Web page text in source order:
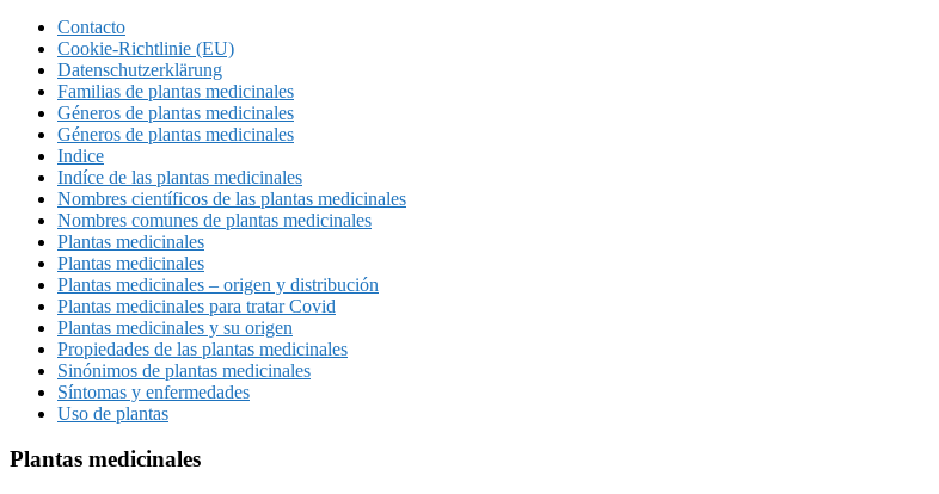
Contacto
Cookie-Richtlinie (EU)
Datenschutzerklärung
Familias de plantas medicinales
Géneros de plantas medicinales
Géneros de plantas medicinales
Indice
Indíce de las plantas medicinales
Nombres científicos de las plantas medicinales
Nombres comunes de plantas medicinales
Plantas medicinales
Plantas medicinales
Plantas medicinales – origen y distribución
Plantas medicinales para tratar Covid
Plantas medicinales y su origen
Propiedades de las plantas medicinales
Sinónimos de plantas medicinales
Síntomas y enfermedades
Uso de plantas
Plantas medicinales